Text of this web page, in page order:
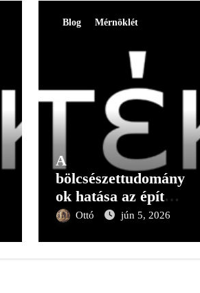
Blog Mérnöklét
A
bölcsészettudomány
ok hatása az építész
gondolkodására II.
Ottó jún 5, 2026